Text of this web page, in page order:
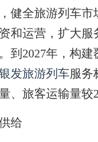
健全旅游列车
和运营，扩大服
到2027年，构
发旅游列车服务
、旅客运输量较
给